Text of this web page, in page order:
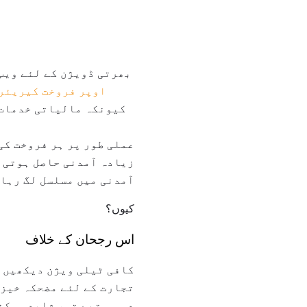
بھرتی ڈویژن کے لئے
اوپر فروخت
کیونکہ مالیاتی
عملی طور پر ہر فروخت
زیادہ آمدنی حاصل
آمدنی میں مسلسل لگ
کیوں؟
اس رجحان کے خلاف
کافی ٹیلی ویژن
تجارت کے لئے مضحکہ